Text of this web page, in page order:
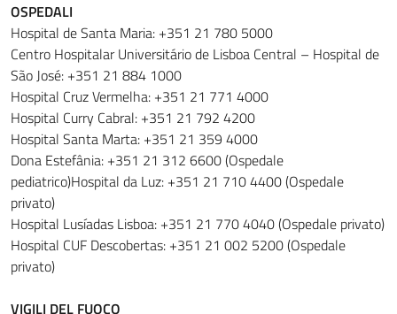
OSPEDALI
Hospital de Santa Maria: +351 21 780 5000
Centro Hospitalar Universitário de Lisboa Central – Hospital de
São José: +351 21 884 1000
Hospital Cruz Vermelha: +351 21 771 4000
Hospital Curry Cabral: +351 21 792 4200
Hospital Santa Marta: +351 21 359 4000
Dona Estefânia: +351 21 312 6600 (Ospedale
pediatrico)Hospital da Luz: +351 21 710 4400 (Ospedale
privato)
Hospital Lusíadas Lisboa: +351 21 770 4040 (Ospedale privato)
Hospital CUF Descobertas: +351 21 002 5200 (Ospedale
privato)
VIGILI DEL FUOCO